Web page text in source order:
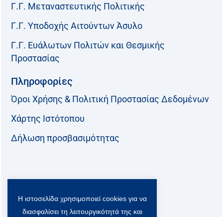
Γ.Γ. Μεταναστευτικής Πολιτικής
Γ.Γ. Υποδοχής Αιτούντων Άσυλο
Γ.Γ. Ευάλωτων Πολιτών και Θεσμικής
Προστασίας
Πληροφορίες
Όροι Χρήσης & Πολιτική Προστασίας Δεδομένων
Χάρτης Ιστότοπου
Δήλωση προσβασιμότητας
F
a
T
w
L
i
Y
o
Η ιστοσελίδα χρησιμοποιεί cookies για να
διασφαλίσει τη λειτουργικότητά της και